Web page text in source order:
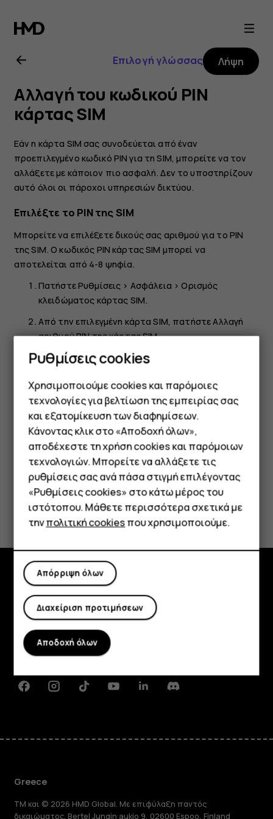
Οδηγίες
χρήσης
Nokia
6
Smartphone
Τηλέφωνα απλής χρήσης
Tablet
Επιλογή γλώσσας Λήψη
Αλλαγή του κωδικού PIN
κάρτας SIM
Εάν η κάρτα SIM σας συνοδεύεται από έναν
προεπιλεγμένο κωδικό PIN για τη SIM, μπορείτε να τον
αλλάξετε με κάποιον πιο ασφαλή. Δεν το υποστηρίζουν
αυτό όλοι οι πάροχοι υπηρεσιών δικτύου.
Επιλέξτε το PIN της SIM
Μπορείτε να επιλέξετε δικούς σας αριθμού για το PIN
της SIM. Ο κωδικός PIN κάρτας SIM μπορεί να
αποτελείται από 4-8 ψηφία.
ΠατήστεΡυθμίσεις > Ασφάλεια >Ορισμός
κλειδώματος κάρτας SIM.
Από την επιλεγμένη κάρτα SIM, πατήστεΑλλαγή
αριθμού PIN της κάρτας SIM.
Συμβουλή:Εάν δεν θέλετε να προστατεύσετε την
κάρτας SIM, θέστε τοΚλείδωμα κάρτας SIM
Απενεργοποιημένοκαι πληκτρολογήστε το τρέχον
PIN.
Το βρήκατε χρήσιμο;
Εξερευνήστε
Πληροφορίες
Planet and people
FacebookInstagramTiktokYoutubeLinkedinDiscord
Greece
TM και © 2026 HMD Global. Με επιφύλαξη παντός
δικαιώματος. Bertel Jungin aukio 9, 02600 Espoo, Finland
Ρυθμίσεις cookies
Χρησιμοποιούμε cookies και παρόμοιες
τεχνολογίες για βελτίωση της εμπειρίας σας
και εξατομίκευση των διαφημίσεων.
Κάνοντας κλικ στο «Αποδοχή όλων»,
αποδέχεστε τη χρήση cookies και παρόμοιων
τεχνολογιών. Μπορείτε να αλλάξετε τις
ρυθμίσεις σας ανά πάσα στιγμή επιλέγοντας
«Ρυθμίσεις cookies» στο κάτω μέρος του
ιστότοπου. Μάθετε περισσότερα σχετικά με
τηνπολιτική cookiesπου χρησιμοποιούμε.
Απόρριψη όλων
Διαχείριση προτιμήσεων
Αποδοχή όλων